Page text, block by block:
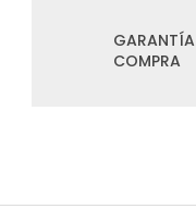
COMPRA